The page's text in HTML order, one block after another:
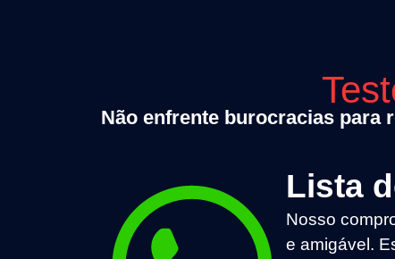
Não enfrente burocracias para
Lista
Nosso
e amigável.